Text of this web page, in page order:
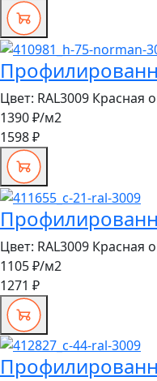
Цвет: RAL3009 Красная
1390 ₽/м2
1598 ₽
Цвет: RAL3009 Красная
1105 ₽/м2
1271 ₽